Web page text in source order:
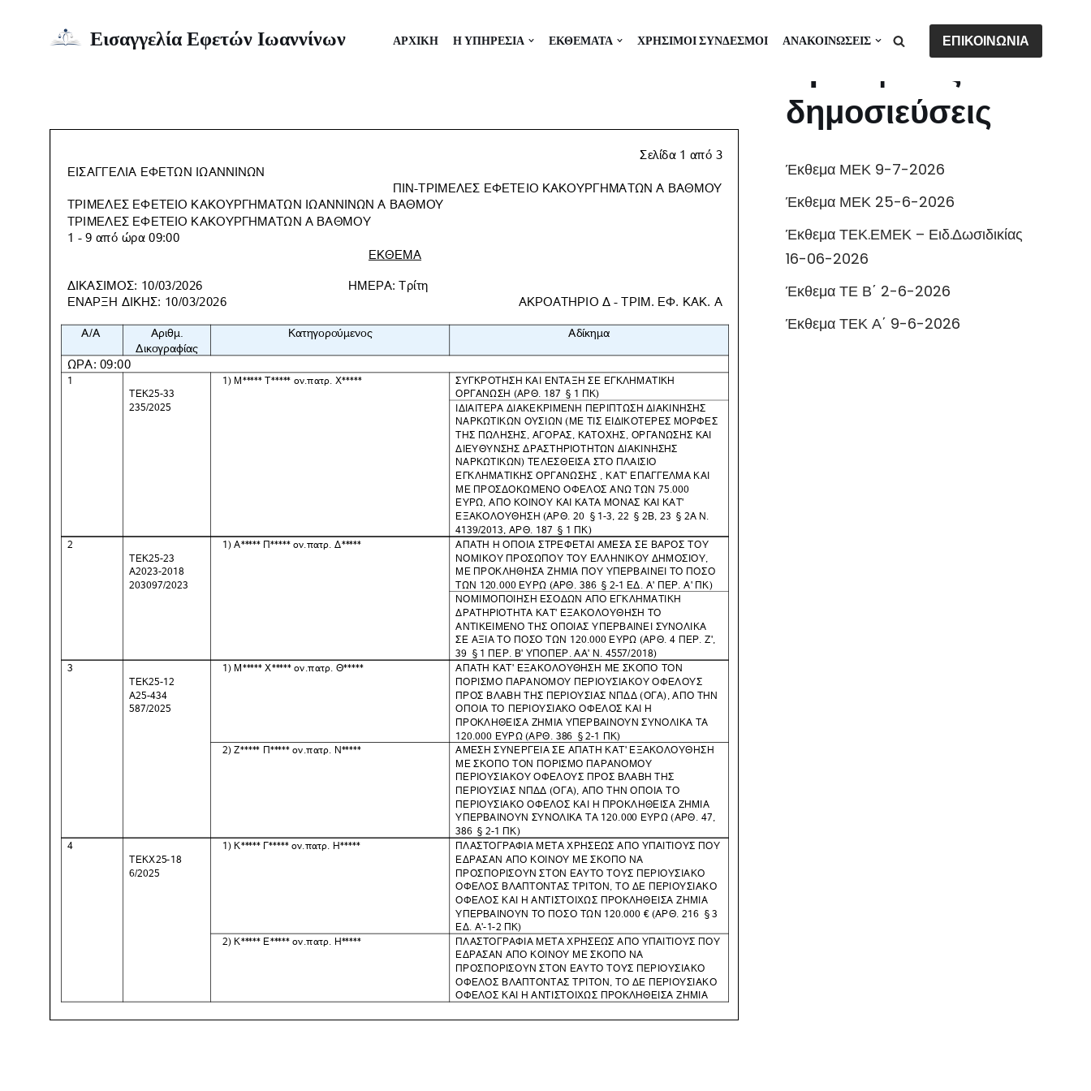
ΜεταπηδήστεΕισαγγελία Εφετών Ιωαννίνων ΑΡΧΙΚΗ Η ΥΠΗΡΕΣΙΑ ΕΚΘΕΜΑΤΑ ΧΡΗΣΙΜΟΙ ΣΥΝΔΕΣΜΟΙ ΑΝΑΚΟΙΝΩΣΕΙΣ ΕΠΙΚΟΙΝΩΝΙΑ
Πρόσφατες
δημοσιεύσεις
Έκθεμα ΜΕΚ 9-7-2026
Έκθεμα ΜΕΚ 25-6-2026
Έκθεμα ΤΕΚ.ΕΜΕΚ – Ειδ.Δωσιδικίας
16-06-2026
Έκθεμα ΤΕ Β΄ 2-6-2026
Έκθεμα ΤΕΚ Α΄ 9-6-2026